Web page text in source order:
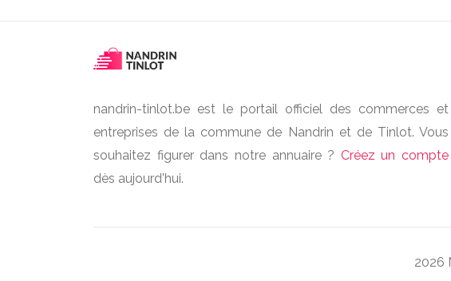
nandrin-tinlot.be est le portail officiel des commerces et
entreprises de la commune de Nandrin et de Tinlot. Vous
souhaitez figurer dans notre annuaire ? Créez un compte
dès aujourd'hui.
2026